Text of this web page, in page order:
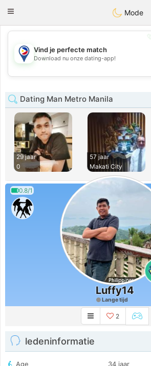
PhilippinesChat
Toggle
Mode
💖
💕
Vind je perfecte match
Download nu onze dating-app!
Dating Man Metro Manila
29 jaar
0
57 jaar
Makati City
0.8/1
Luffy14
Lange tijd
2
ledeninformatie
Age
34 jaar